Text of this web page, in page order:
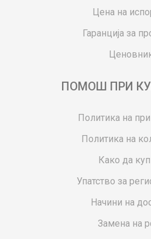
Цена на
Гаранција за
ПОМОШ ПРИ
Политика на
Политика на
Како да
Упатство за
Начини на
Замена на